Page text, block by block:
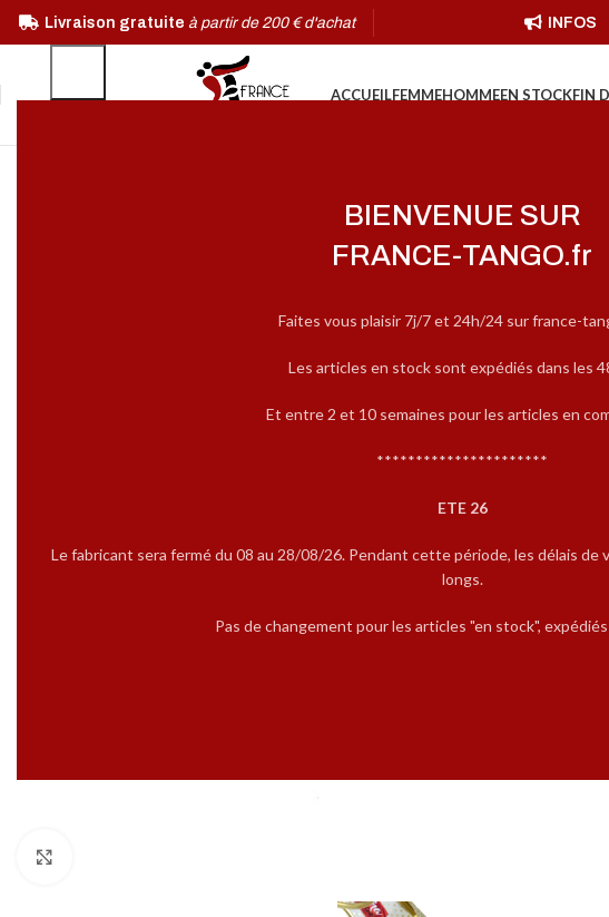
BIENVENUE SUR
FRANCE-TANGO.fr
Faites vous plaisir 7j/7 et 24h/24 sur france-
Les articles en stock sont expédiés dans les
Et entre 2 et 10 semaines pour les articles en
**********************
ETE 26
Le fabricant sera fermé du 08 au 28/08/26. Pendant cette période, les délais de
longs.
Pas de changement pour les articles "en stock",
ACCUEILFEMMEHOMMEEN STOCKFIN
Livraison gratuite à partir de 200 € d'achat INFOS